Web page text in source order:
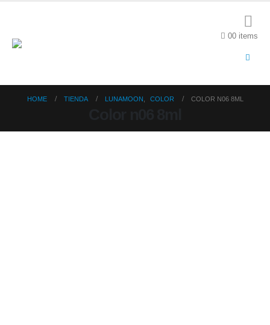
00 items
HOME TIENDA LUNAMOON COLOR COLOR N06 8ML